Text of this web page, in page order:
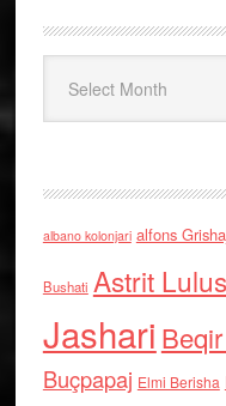
albano kolonjari alfons
Bushati Astrit
Jashari
Buçpapaj Elmi Berisha